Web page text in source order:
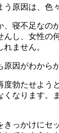
原因は、色
、寝不足なの
んし、女性の
ません。
因がわから
度勃たせよう
くなります。
きっかけにセ